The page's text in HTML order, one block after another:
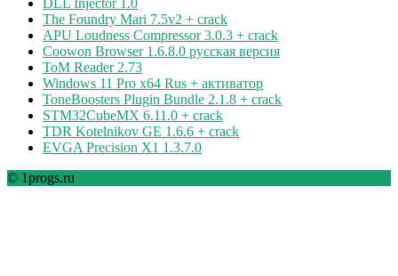
DLL Injector 1.0
The Foundry Mari 7.5v2 + crack
APU Loudness Compressor 3.0.3 + crack
Coowon Browser 1.6.8.0 русская версия
ToM Reader 2.73
Windows 11 Pro x64 Rus + активатор
ToneBoosters Plugin Bundle 2.1.8 + crack
STM32CubeMX 6.11.0 + crack
TDR Kotelnikov GE 1.6.6 + crack
EVGA Precision X1 1.3.7.0
© 1progs.ru